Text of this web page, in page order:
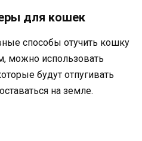
для кошек
способы отучить кошку
можно использовать
будут отпугивать
на земле.